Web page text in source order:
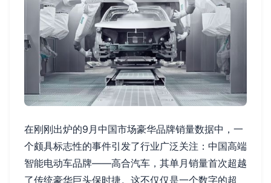
在刚刚出炉的9月中国市场豪华品牌销量数据中，一
个颇具标志性的事件引发了行业广泛关注：中国高端
智能电动车品牌——高合汽车，其单月销量首次超越
了传统豪华巨头保时捷。这不仅仅是一个数字的超